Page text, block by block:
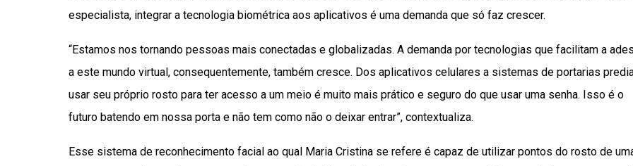
especialista, integrar a tecnologia biométrica aos aplicativos é uma demanda que só faz crescer.
“Estamos nos tornando pessoas mais conectadas e globalizadas. A demanda por tecnologias que facilitam a
a este mundo virtual, consequentemente, também cresce. Dos aplicativos celulares a sistemas de portarias
usar seu próprio rosto para ter acesso a um meio é muito mais prático e seguro do que usar uma senha. Isso é o
futuro batendo em nossa porta e não tem como não o deixar entrar”, contextualiza.
Esse sistema de reconhecimento facial ao qual Maria Cristina se refere é capaz de utilizar pontos do rosto de